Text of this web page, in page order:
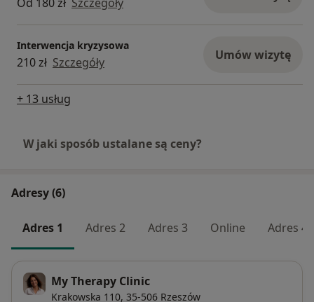
Interwencja kryzysowa
210 zł Szczegóły Umów wizytę
+ 13 usług
W jaki sposób ustalane są ceny?
Adresy (6)
Adres 1 Adres 2 Adres 3 Online Adres 4
My Therapy Clinic
Krakowska 110, 35-506 Rzeszów